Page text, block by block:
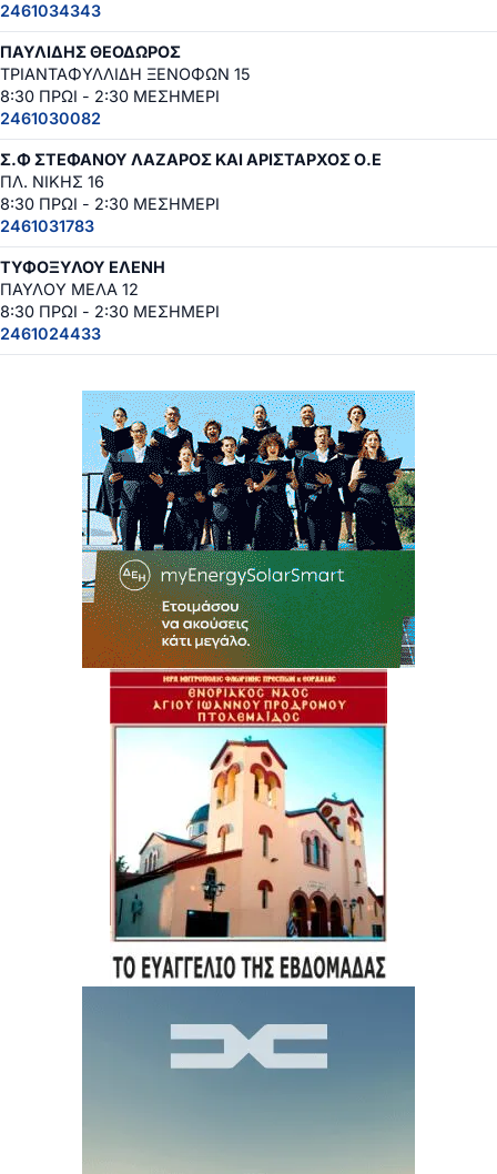
2461034343
ΠΑΥΛΙΔΗΣ ΘΕΟΔΩΡΟΣ
ΤΡΙΑΝΤΑΦΥΛΛΙΔΗ ΞΕΝΟΦΩΝ 15
8:30 ΠΡΩΙ - 2:30 ΜΕΣΗΜΕΡΙ
2461030082
Σ.Φ ΣΤΕΦΑΝΟΥ ΛΑΖΑΡΟΣ ΚΑΙ ΑΡΙΣΤΑΡΧΟΣ Ο.Ε
ΠΛ. ΝΙΚΗΣ 16
8:30 ΠΡΩΙ - 2:30 ΜΕΣΗΜΕΡΙ
2461031783
ΤΥΦΟΞΥΛΟΥ ΕΛΕΝΗ
ΠΑΥΛΟΥ ΜΕΛΑ 12
8:30 ΠΡΩΙ - 2:30 ΜΕΣΗΜΕΡΙ
2461024433